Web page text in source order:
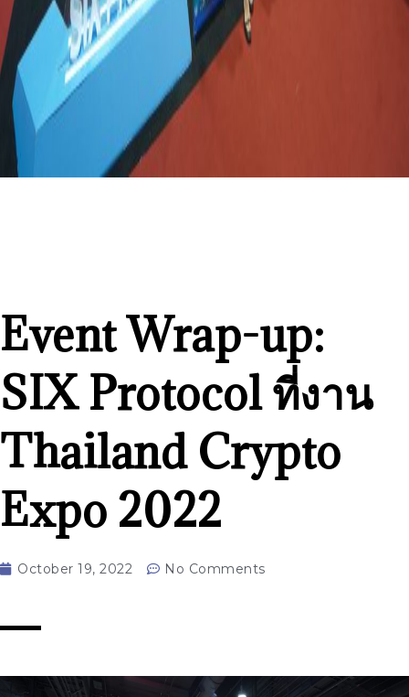
Event Wrap-up:
SIX Protocol ที่งาน
Thailand Crypto
Expo 2022
October 19, 2022 No Comments